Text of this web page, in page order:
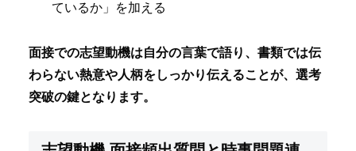
ているか」を加える
面接での志望動機は自分の言葉で語り、書類では伝
わらない熱意や人柄をしっかり伝えることが、選考
突破の鍵となります。